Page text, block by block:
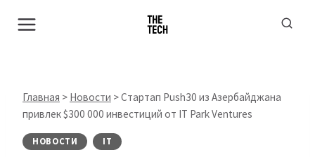
Главная > Новости >Стартап Push30 из Азербайджана
привлек $300 000 инвестиций от IT Park Ventures
НОВОСТИ IT